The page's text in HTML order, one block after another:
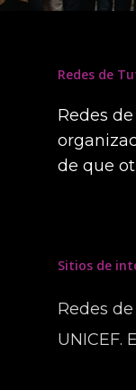
Redes de
Redes
de que
Sitios de
Redes
UNICEF.